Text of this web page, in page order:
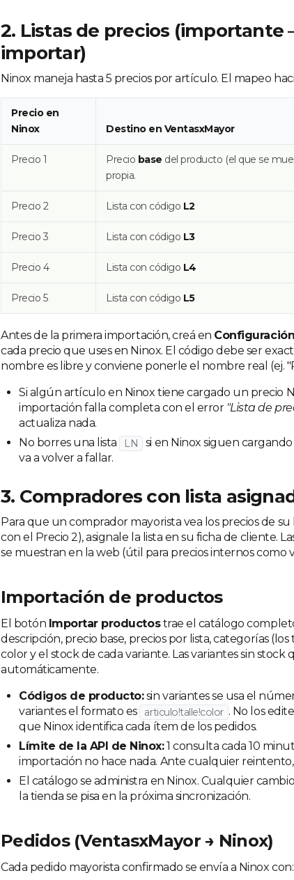
2. Listas de precios (importante
importar)
Ninox maneja hasta 5 precios por artículo. El mapeo
Precio en
Ninox
Destino en VentasxMayor
Precio 1 Precio base del producto (el que se
propia.
Precio 2 Lista con código L2
Precio 3 Lista con código L3
Precio 4 Lista con código L4
Precio 5 Lista con código L5
Antes de la primera importación, creá en
cada precio que uses en Ninox. El código debe ser
nombre es libre y conviene ponerle el nombre real (ej.
Si algún artículo en Ninox tiene cargado un precio N
importación falla completa con el error "Lista de
actualiza nada.
No borres una lista
LN
si en Ninox siguen
va a volver a fallar.
3. Compradores con lista
Para que un comprador mayorista vea los precios de
con el Precio 2), asignale la lista en su ficha de cliente.
se muestran en la web (útil para precios internos como
Importación de productos
El botón Importar productostrae el catálogo
descripción, precio base, precios por lista, categorías
color y el stock de cada variante. Las variantes sin stock
automáticamente.
Códigos de producto:sin variantes se usa el
variantes el formato es
articulo!talle!color . No los
que Ninox identifica cada ítem de los pedidos.
Límite de la API de Ninox:1 consulta cada 10
importación no hace nada. Ante cualquier reintento,
El catálogo se administra en Ninox. Cualquier
la tienda se pisa en la próxima sincronización.
Pedidos (VentasxMayor → Ninox)
Cada pedido mayorista confirmado se envía a Ninox con: